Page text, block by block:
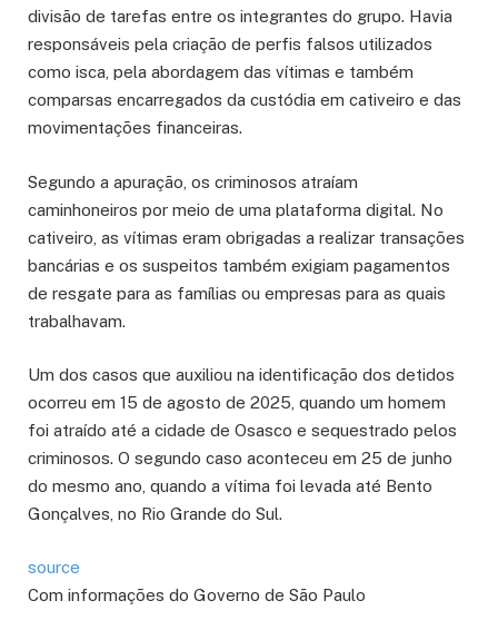
divisão de tarefas entre os integrantes do grupo. Havia
responsáveis pela criação de perfis falsos utilizados
como isca, pela abordagem das vítimas e também
comparsas encarregados da custódia em cativeiro e das
movimentações financeiras.
Segundo a apuração, os criminosos atraíam
caminhoneiros por meio de uma plataforma digital. No
cativeiro, as vítimas eram obrigadas a realizar transações
bancárias e os suspeitos também exigiam pagamentos
de resgate para as famílias ou empresas para as quais
trabalhavam.
Um dos casos que auxiliou na identificação dos detidos
ocorreu em 15 de agosto de 2025, quando um homem
foi atraído até a cidade de Osasco e sequestrado pelos
criminosos. O segundo caso aconteceu em 25 de junho
do mesmo ano, quando a vítima foi levada até Bento
Gonçalves, no Rio Grande do Sul.
source
Com informações do Governo de São Paulo